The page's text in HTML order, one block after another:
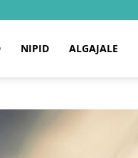
NIPID ALGAJALE